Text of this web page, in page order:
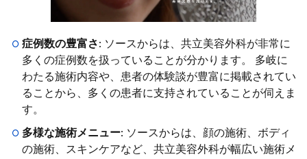
症例数の豊富さ: ソースからは、共立美容外科が非常に
多くの症例数を扱っていることが分かります。 多岐に
わたる施術内容や、患者の体験談が豊富に掲載されてい
ることから、多くの患者に支持されていることが伺えま
す。
多様な施術メニュー: ソースからは、顔の施術、ボディ
の施術、スキンケアなど、共立美容外科が幅広い施術メ